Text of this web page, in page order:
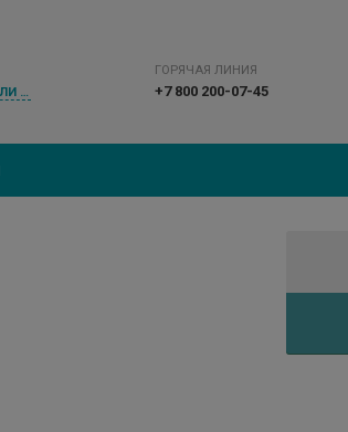
ВЫБЕРИТЕ ГОРОД ИЛИ НАСЕЛЕННЫЙ ПУНКТ
ГОРЯЧАЯ ЛИНИЯ
+7 800 200-07-45